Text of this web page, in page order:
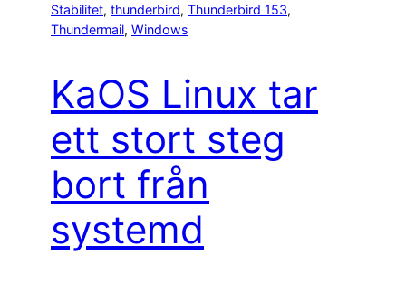
Stabilitet, thunderbird, Thunderbird 153
Thundermail, Windows
KaOS Linux tar
ett stort steg
bort från
systemd